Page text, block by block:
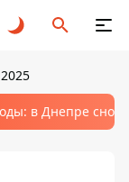
в Днепре